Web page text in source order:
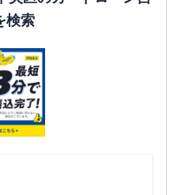
22:30
市中央区三宮町１丁目８-１-
ンプラザビル３Ｆ
検索